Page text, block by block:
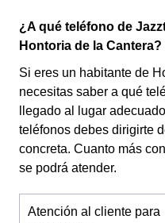
¿A qué teléfono de
Hontoria de la Cantera?
Si eres un habitante de
necesitas saber a qué
llegado al lugar
teléfonos debes dirigirte
concreta. Cuanto más
se podrá atender.
Atención al cliente para